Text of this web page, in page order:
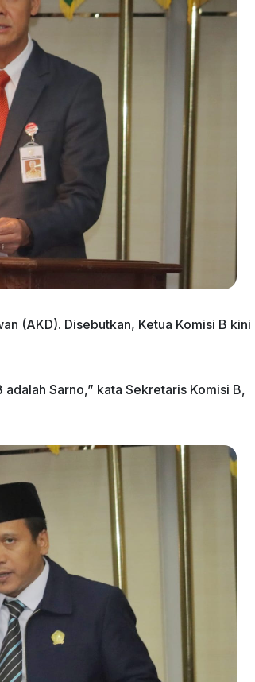
(AKD). Disebutkan, Ketua Komisi B kini
Sarno,” kata Sekretaris Komisi B,